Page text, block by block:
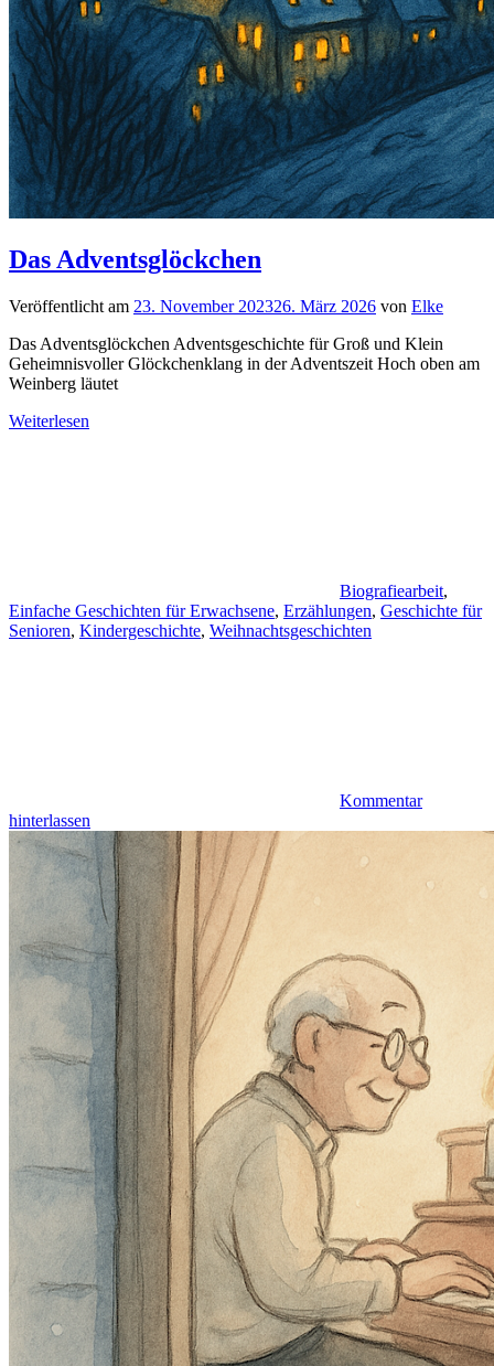
Das Adventsglöckchen
Veröffentlicht am 23. November 202326. März 2026 von Elke
Das Adventsglöckchen Adventsgeschichte für Groß und Klein
Geheimnisvoller Glöckchenklang in der Adventszeit Hoch oben am
Weinberg läutet
Weiterlesen
Biografiearbeit,
Einfache Geschichten für Erwachsene, Erzählungen, Geschichte für
Senioren, Kindergeschichte, Weihnachtsgeschichten
Kommentar
hinterlassen